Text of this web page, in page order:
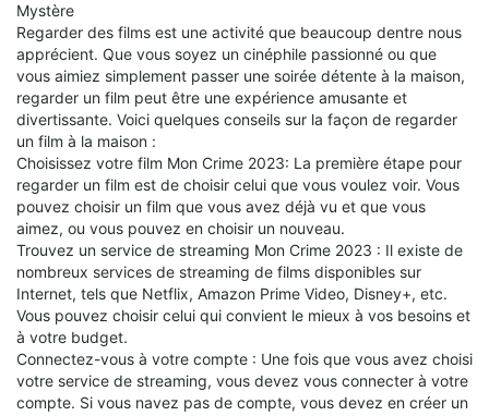
Mystère
Regarder des films est une activité que beaucoup dentre nous
apprécient. Que vous soyez un cinéphile passionné ou que
vous aimiez simplement passer une soirée détente à la maison,
regarder un film peut être une expérience amusante et
divertissante. Voici quelques conseils sur la façon de regarder
un film à la maison :
Choisissez votre film Mon Crime 2023: La première étape pour
regarder un film est de choisir celui que vous voulez voir. Vous
pouvez choisir un film que vous avez déjà vu et que vous
aimez, ou vous pouvez en choisir un nouveau.
Trouvez un service de streaming Mon Crime 2023 : Il existe de
nombreux services de streaming de films disponibles sur
Internet, tels que Netflix, Amazon Prime Video, Disney+, etc.
Vous pouvez choisir celui qui convient le mieux à vos besoins et
à votre budget.
Connectez-vous à votre compte : Une fois que vous avez choisi
votre service de streaming, vous devez vous connecter à votre
compte. Si vous navez pas de compte, vous devez en créer un